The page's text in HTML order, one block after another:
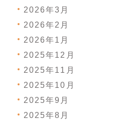
2026年3月
2026年2月
2026年1月
2025年12月
2025年11月
2025年10月
2025年9月
2025年8月